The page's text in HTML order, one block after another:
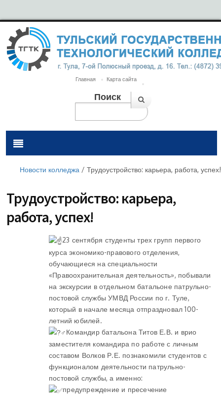
Главная Карта сайта
Поиск
Новости колледжа / Трудоустройство: карьера, работа, успех!
Трудоустройство: карьера,
работа, успех!
23 сентября студенты трех групп первого
курса экономико-правового отделения,
обучающиеся на специальности
«Правоохранительная деятельность», побывали
на экскурсии в отдельном батальоне патрульно-
постовой службы УМВД России по г. Туле,
который в начале месяца отпраздновал 100-
летний юбилей.
Командир батальона Титов Е.В. и врио
заместителя командира по работе с личным
составом Волков Р.Е. познакомили студентов с
функционалом деятельности патрульно-
постовой службы, а именно:
предупреждение и пресечение